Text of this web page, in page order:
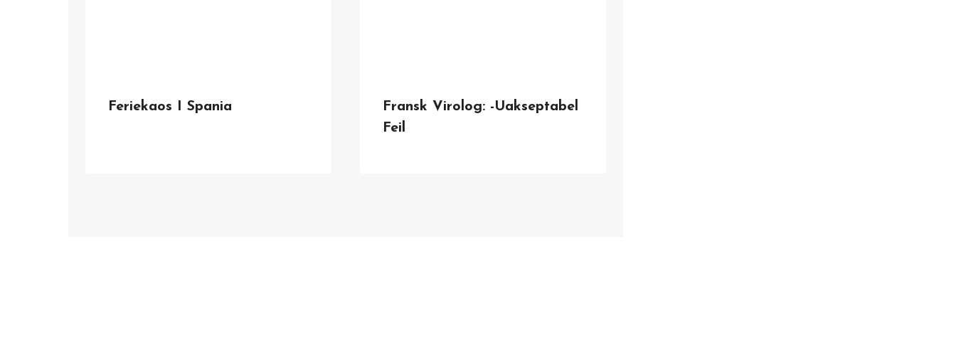
Feriekaos I Spania
Fransk Virolog: -Uakseptabel
Feil